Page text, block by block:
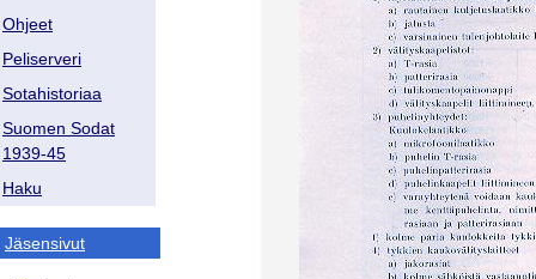
Ohjeet
Peliserveri
Sotahistoriaa
Suomen Sodat
1939-45
Haku
Jäsensivut